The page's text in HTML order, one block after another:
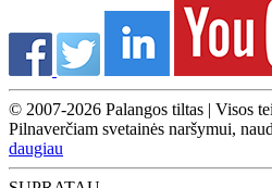
© 2007-2026 Palangos tiltas | Visos
Pilnaverčiam svetainės naršymui,
daugiau